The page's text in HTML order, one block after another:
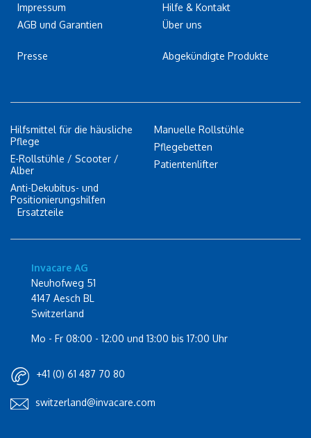
Impressum
AGB und Garantien
Presse
Hilfe & Kontakt
Über uns
Abgekündigte Produkte
Hilfsmittel für die häusliche
Pflege
E-Rollstühle / Scooter /
Alber
Anti-Dekubitus- und
Positionierungshilfen
Manuelle Rollstühle
Pflegebetten
Patientenlifter
Ersatzteile
Invacare AG
Neuhofweg 51
4147 Aesch BL
Switzerland
Mo - Fr 08:00 - 12:00 und 13:00 bis 17:00 Uhr
+41 (0) 61 487 70 80
switzerland@invacare.com